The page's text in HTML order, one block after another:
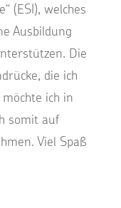
(ESI), welches
Ausbildung
Die
die ich
ich in
somit auf
Viel Spaß